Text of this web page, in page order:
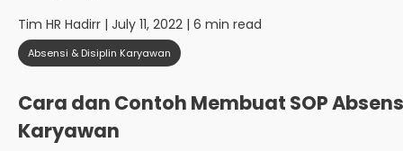
Tim HR Hadirr | July 11, 2022 | 6 min read
Absensi & Disiplin Karyawan
Cara dan Contoh Membuat SOP
Karyawan